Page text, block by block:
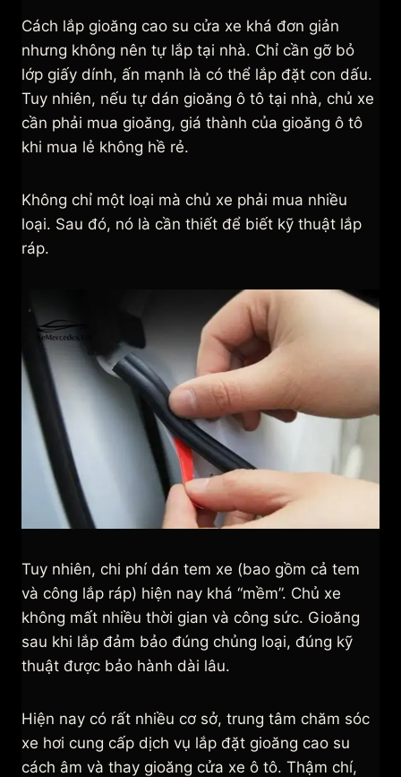
Cách lắp gioăng cao su cửa xe khá đơn giản
nhưng không nên tự lắp tại nhà. Chỉ cần gỡ bỏ
lớp giấy dính, ấn mạnh là có thể lắp đặt con dấu.
Tuy nhiên, nếu tự dán gioăng ô tô tại nhà, chủ xe
cần phải mua gioăng, giá thành của gioăng ô tô
khi mua lẻ không hề rẻ.
Không chỉ một loại mà chủ xe phải mua nhiều
loại. Sau đó, nó là cần thiết để biết kỹ thuật lắp
ráp.
Tuy nhiên, chi phí dán tem xe (bao gồm cả tem
và công lắp ráp) hiện nay khá “mềm”. Chủ xe
không mất nhiều thời gian và công sức. Gioăng
sau khi lắp đảm bảo đúng chủng loại, đúng kỹ
thuật được bảo hành dài lâu.
Hiện nay có rất nhiều cơ sở, trung tâm chăm sóc
xe hơi cung cấp dịch vụ lắp đặt gioăng cao su
cách âm và thay gioăng cửa xe ô tô. Thậm chí,